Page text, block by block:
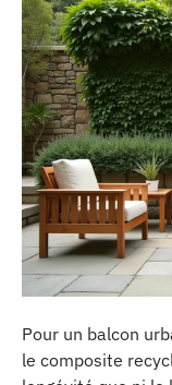
Pour un balcon
le composite